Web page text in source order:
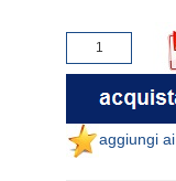
aggiungi